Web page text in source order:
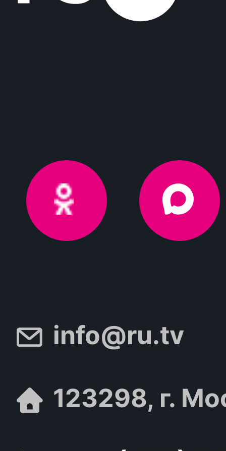
info@ru.tv
123298, г.